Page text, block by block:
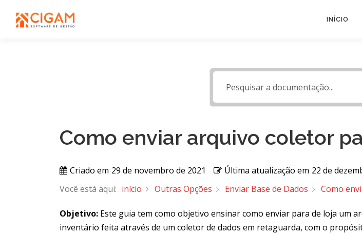
INÍCIO
Como enviar arquivo coletor
Criado em 29 de novembro de 2021 Última atualização em 22 de
Você está aqui: início Outras Opções Enviar Base de Dados Como
Objetivo: Este guia tem como objetivo ensinar como enviar para de loja um
inventário feita através de um coletor de dados em retaguarda, com o